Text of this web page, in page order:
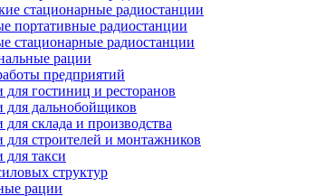
стационарные радиостанции
портативные радиостанции
стационарные радиостанции
рации
предприятий
для гостиниц и ресторанов
для дальнобойщиков
для склада и производства
для строителей и монтажников
для такси
структур
рации